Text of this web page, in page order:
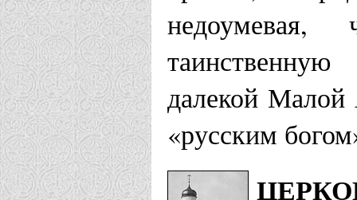
далекой Малой
«русским